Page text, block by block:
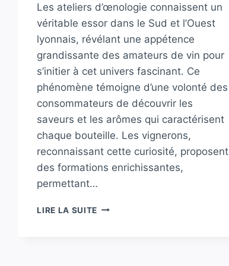
Les ateliers d’œnologie connaissent un
véritable essor dans le Sud et l’Ouest
lyonnais, révélant une appétence
grandissante des amateurs de vin pour
s’initier à cet univers fascinant. Ce
phénomène témoigne d’une volonté des
consommateurs de découvrir les
saveurs et les arômes qui caractérisent
chaque bouteille. Les vignerons,
reconnaissant cette curiosité, proposent
des formations enrichissantes,
permettant…
LIRE LA SUITE LE